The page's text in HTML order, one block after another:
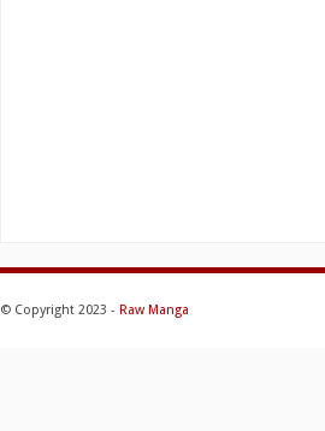
© Copyright 2023 - Raw Manga